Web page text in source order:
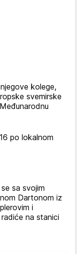
kolege,
svemirske
po lokalnom
sa svojim
Dartonom iz
i
na stanici